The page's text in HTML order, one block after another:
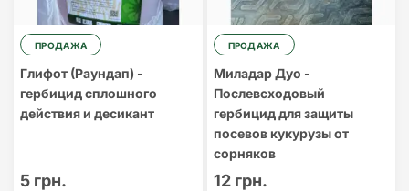
ПРОДАЖА
Глифот (Раундап) -
гербицид сплошного
действия и десикант
5 грн.
ПРОДАЖА
Миладар Дуо -
Послевсходовый
гербицид для защиты
посевов кукурузы от
сорняков
12 грн.